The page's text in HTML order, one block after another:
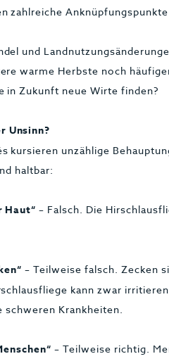
zahlreiche
und
warme Herbste noch
in Zukunft neue Wirte finden?
Unsinn?
kursieren unzählige
haltbar:
Haut“ – Falsch. Die
– Teilweise falsch. Zecken
kann zwar
schweren Krankheiten.
– Teilweise richtig.